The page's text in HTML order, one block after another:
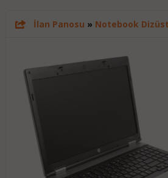
İlan Panosu » Notebook